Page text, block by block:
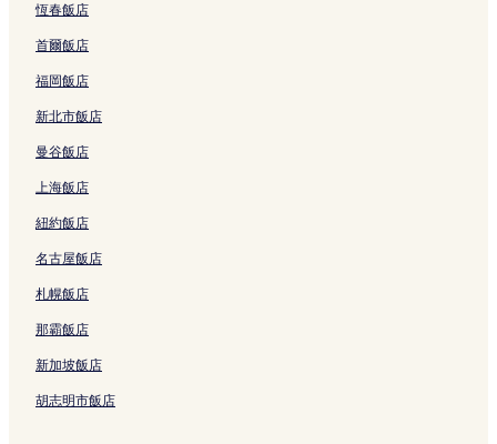
罌粟花 2 號巷附近的Spa 飯店
帕當加拉克海灘附近的親子飯店
南丹帕沙的平價飯店
南丹帕沙的設有游泳池的飯店
培提堂黑的奢華飯店
水明漾的溫泉飯店
水明漾的設有停車場的飯店
水明漾的Spa 飯店
水明漾的親子飯店
恆春飯店
首爾飯店
福岡飯店
新北市飯店
曼谷飯店
上海飯店
紐約飯店
名古屋飯店
札幌飯店
那霸飯店
新加坡飯店
胡志明市飯店